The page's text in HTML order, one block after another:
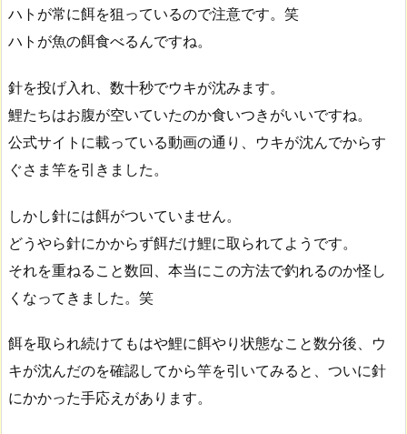
ハトが常に餌を狙っているので注意です。笑
ハトが魚の餌食べるんですね。
針を投げ入れ、数十秒でウキが沈みます。
鯉たちはお腹が空いていたのか食いつきがいいですね。
公式サイトに載っている動画の通り、ウキが沈んでからす
ぐさま竿を引きました。
しかし針には餌がついていません。
どうやら針にかからず餌だけ鯉に取られてようです。
それを重ねること数回、本当にこの方法で釣れるのか怪し
くなってきました。笑
餌を取られ続けてもはや鯉に餌やり状態なこと数分後、ウ
キが沈んだのを確認してから竿を引いてみると、ついに針
にかかった手応えがあります。